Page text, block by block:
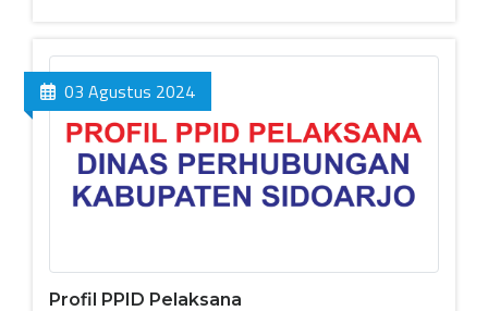
03 Agustus 2024
Profil PPID Pelaksana